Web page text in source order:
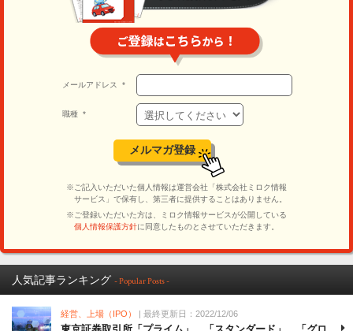
人気記事ランキング - Popular Posts -
経営、上場（IPO） | 最終更新日：2022/12/06